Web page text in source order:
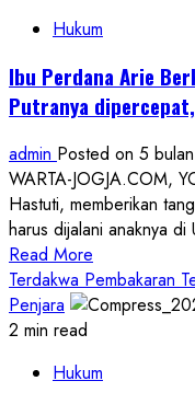
Pendampingan
Sacara
Langsung
Perdana
Arie
Ini
Alasannya
Hukum
Ibu Perdana Arie
Putranya
admin Posted on 5
WARTA-JOGJA.COM,
Hastuti, memberikan
harus dijalani anaknya
Read More
more
about
Arie
Terdakwa Pembakaran
Penjara
2 min read
Hukum